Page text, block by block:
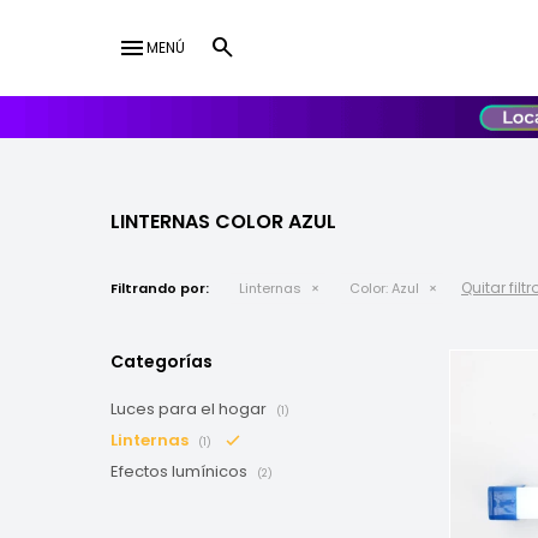
menuMENÚ
LINTERNAS COLOR AZUL
Filtrando por: Linternas Color:Azul Quitar
Categorías
Luces para el hogar (1)
Linternas (1)
Efectos lumínicos (2)